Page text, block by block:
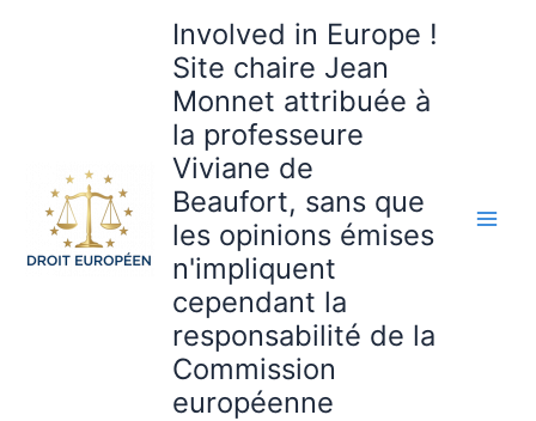
Involved in Europe !
Site chaire Jean
Monnet attribuée à
la professeure
Viviane de
Beaufort, sans que
les opinions émises
n'impliquent
cependant la
responsabilité de la
Commission
européenne